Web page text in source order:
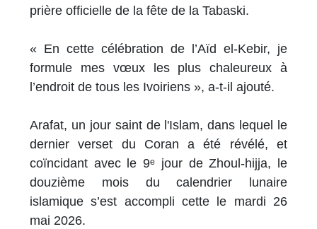
prière officielle de la fête de la Tabaski.
« En cette célébration de l’Aïd el-Kebir, je
formule mes vœux les plus chaleureux à
l’endroit de tous les Ivoiriens », a-t-il ajouté.
Arafat, un jour saint de l'Islam, dans lequel le
dernier verset du Coran a été révélé, et
coïncidant avec le 9ᵉ jour de Zhoul-hijja, le
douzième mois du calendrier lunaire
islamique s’est accompli cette le mardi 26
mai 2026.